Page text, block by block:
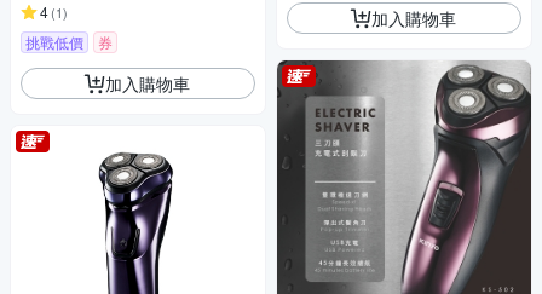
4(1)
挑戰低價 券
加入購物車
加入購物車